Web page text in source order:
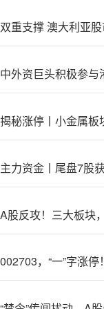
双重支撑 澳大利亚
主力资金丨尾盘7股
A股反攻！三大板块